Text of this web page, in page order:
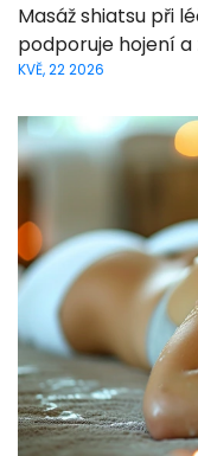
Masáž shiatsu při
podporuje hojení
KVĚ, 22 2026